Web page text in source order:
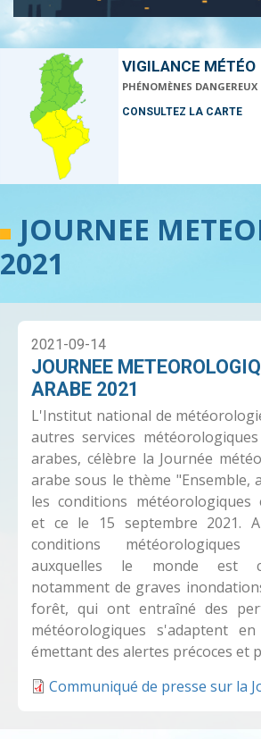
VIGILANCE MÉTÉO
PHÉNOMÈNES DANGEREUX
CONSULTEZ LA CARTE
JOURNEE
2021
2021-09-14
JOURNEE
ARABE 2021
L'Institut national de
autres services
arabes, célèbre la Journée
arabe sous le thème "Ensemble,
les conditions météorologiques
et ce le 15 septembre 2021.
conditions météorologiques
auxquelles le monde est
notamment de graves
forêt, qui ont entraîné des
météorologiques s'adaptent
émettant des alertes précoces et
Communiqué de presse sur la